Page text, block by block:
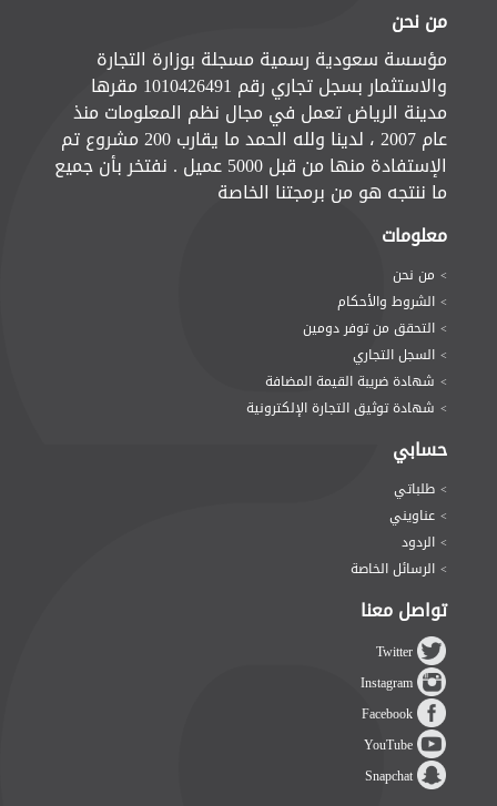
من نحن
مؤسسة سعودية رسمية مسجلة بوزارة التجارة
والاستثمار بسجل تجاري رقم 1010426491 مقرها
مدينة الرياض تعمل في مجال نظم المعلومات منذ
عام 2007 ، لدينا ولله الحمد ما يقارب 200 مشروع تم
الإستفادة منها من قبل 5000 عميل . نفتخر بأن جميع
ما ننتجه هو من برمجتنا الخاصة
معلومات
> من نحن
> الشروط والأحكام
> التحقق من توفر دومين
> السجل التجاري
> شهادة ضريبة القيمة المضافة
> شهادة توثيق التجارة الإلكترونية
حسابي
> طلباتي
> عناويني
> الردود
> الرسائل الخاصة
تواصل معنا
Twitter
Instagram
Facebook
YouTube
Snapchat